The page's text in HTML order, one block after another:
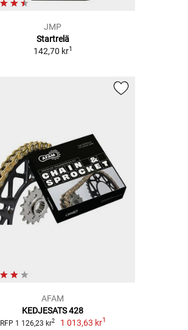
JMP
Startrelä
142,70 kr1
AFAM
KEDJESATS 428
RFP 1 126,23 kr2 1 013,63 kr1